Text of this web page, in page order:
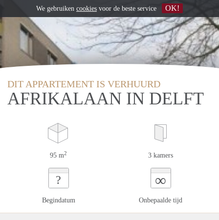
DIT APPARTEMENT IS VERHUURD
AFRIKALAAN IN DELFT
95 m2 3 kamers
?
Begindatum
∞
Onbepaalde tijd
We gebruiken cookies voor de beste service OK!